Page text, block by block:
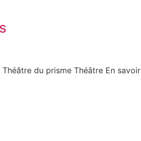
Théâtre du prisme Théâtre En savoir